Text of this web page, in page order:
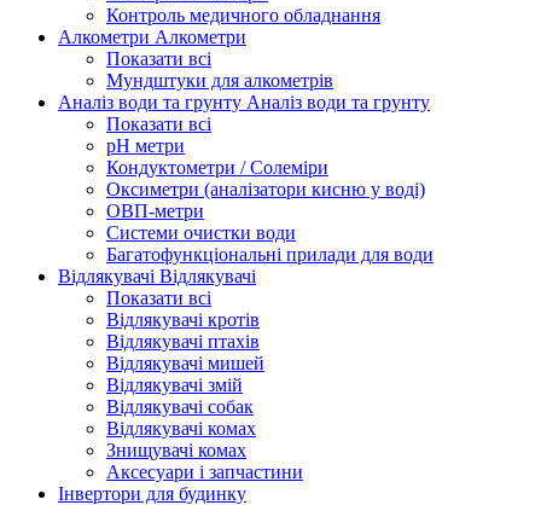
Контроль медичного обладнання
Алкометри Алкометри
Показати всі
Мундштуки для алкометрів
Аналіз води та грунту Аналіз води та грунту
Показати всі
рН метри
Кондуктометри / Солеміри
Оксиметри (аналізатори кисню у воді)
ОВП-метри
Системи очистки води
Багатофункціональні прилади для води
Відлякувачі Відлякувачі
Показати всі
Відлякувачі кротів
Відлякувачі птахів
Відлякувачі мишей
Відлякувачі змій
Відлякувачі собак
Відлякувачі комах
Знищувачі комах
Аксесуари і запчастини
Інвертори для будинку